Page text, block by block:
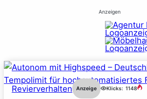
Anzeigen
Revierverhalten Anzeige Klicks: 1148